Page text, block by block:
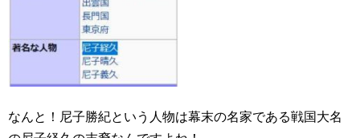
なんと！尼子勝紀という人物は幕末の名家である戦国大名